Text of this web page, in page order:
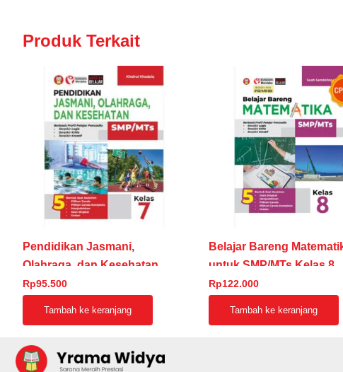
Produk Terkait
Pendidikan Jasmani,
Olahraga, dan Kesehatan
untuk SMP/MTs Kelas 7
Rp95.500
Tambah ke keranjang
Belajar Bareng
untuk SMP/MTs Kelas 8
Rp122.000
Tambah ke keranjang